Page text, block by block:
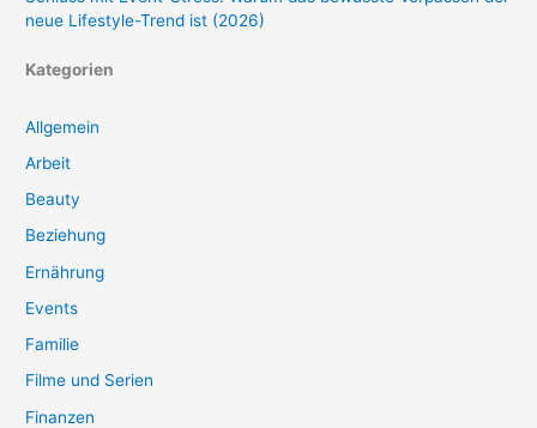
neue Lifestyle-Trend ist (2026)
Kategorien
Allgemein
Arbeit
Beauty
Beziehung
Ernährung
Events
Familie
Filme und Serien
Finanzen